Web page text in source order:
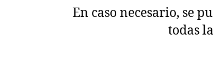
En caso necesario, se
todas